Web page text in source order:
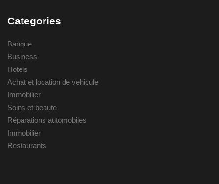
Categories
Banque
Business
Hotels
Achat et location de vehicule
Immobilier
Soins et beaute
Réparations automobiles
Immobilier
Restaurants